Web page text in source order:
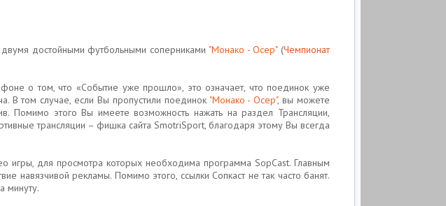
достойными футбольными соперниками "Монако - Осер"(Чемпионат
о том, что «Событие уже прошло», это означает, что поединок уже
В том случае, если Вы пропустили поединок "Монако - Осер", вы можете
Помимо этого Вы имеете возможность нажать на раздел Трансляции,
трансляции – фишка сайта SmotriSport, благодаря этому Вы всегда
игры, для просмотра которых необходима программа SopCast. Главным
навязчивой рекламы. Помимо этого, ссылки Сопкаст не так часто банят.
минуту.